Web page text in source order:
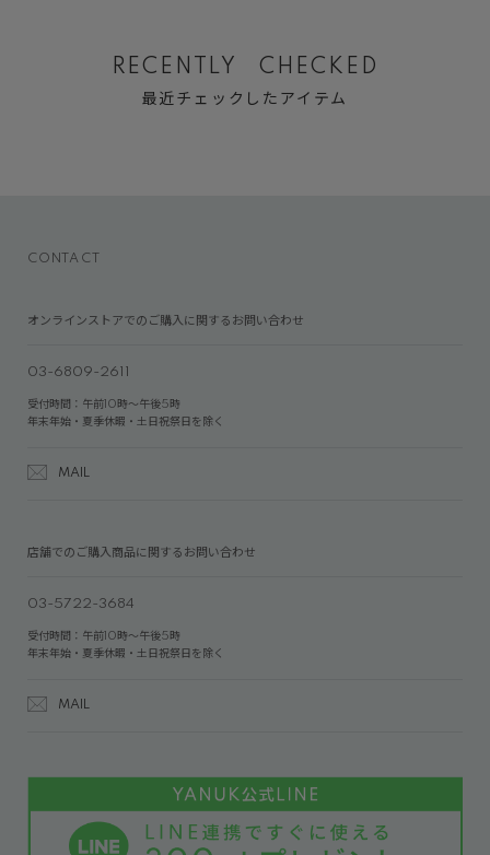
RECENTLY CHECKED
最近チェックしたアイテム
CONTACT
オンラインストアでのご購入に関するお問い合わせ
03-6809-2611
受付時間：午前10時～午後5時
年末年始・夏季休暇・土日祝祭日を除く
MAIL
店舗でのご購入商品に関するお問い合わせ
03-5722-3684
受付時間：午前10時～午後5時
年末年始・夏季休暇・土日祝祭日を除く
MAIL